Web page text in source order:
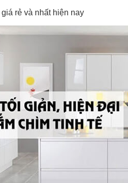
giá rẻ và nhất hiện nay